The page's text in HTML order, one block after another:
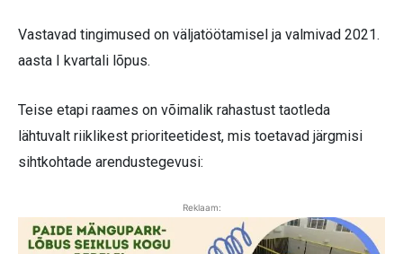
Vastavad tingimused on väljatöötamisel ja valmivad 2021.
aasta I kvartali lõpus.
Teise etapi raames on võimalik rahastust taotleda
lähtuvalt riiklikest prioriteetidest, mis toetavad järgmisi
sihtkohtade arendustegevusi:
Reklaam: